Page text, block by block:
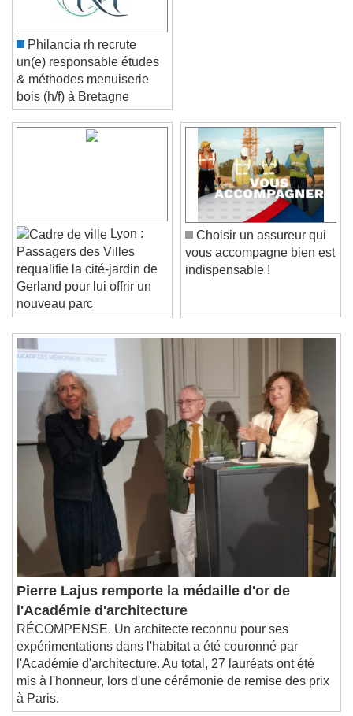
Skip Forward
Unmute
Current Time0:00
/
Duration-:-
Loaded:0%
Stream Type
Seek to live, currently behind liveLIVE
Remaining Time-0:00
1x
Playback Rate
Chapters
Chapters
Descriptions
descriptions off , selected
Subtitles
subtitles settings, opens subtitles
settings dialog
subtitles off
, selected
Audio Track
Picture-in-Picture
Fullscreen
This is a modal window.
Beginning of dialog window. Escape will cancel
and close the window.
Text
Color Opacity
Philancia rh recrute
un(e) responsable études
& méthodes menuiserie
bois (h/f) à Bretagne
Lyon :
Passagers des Villes
requalifie la cité-jardin de
Gerland pour lui offrir un
nouveau parc
Choisir un assureur qui
vous accompagne bien est
Pierre Lajus remporte la médaille d'or de
l'Académie d'architecture
RÉCOMPENSE. Un architecte reconnu pour ses
expérimentations dans l'habitat a été couronné par
l'Académie d'architecture. Au total, 27 lauréats ont été
mis à l'honneur, lors d'une cérémonie de remise des prix
à Paris.